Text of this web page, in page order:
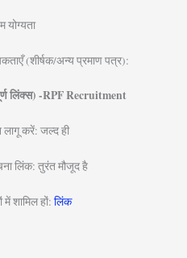
योग्यता
(शीर्षक/अन्य प्रमाण पत्र):
लिंक्स) -RPF Recruitment
करें: जल्द ही
लिंक: तुरंत मौजूद है
शामिल हों: लिंक